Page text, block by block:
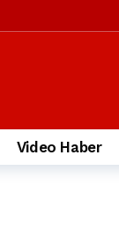
Video Haber